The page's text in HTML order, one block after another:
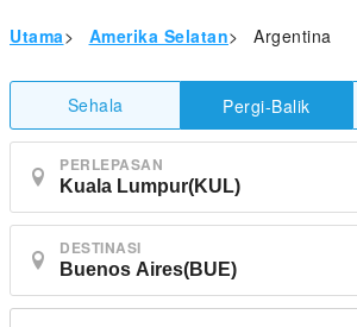
Utama> Amerika Selatan> Argentina
Sehala Pergi-Balik
PERLEPASAN
DESTINASI